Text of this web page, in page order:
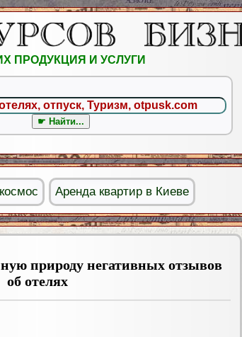
природу негативных отзывов
об отелях
ПРОДУКЦИЯ И УСЛУГИ
Аренда квартир в Киеве